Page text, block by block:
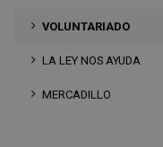
VOLUNTARIADO
LA LEY NOS AYUDA
MERCADILLO